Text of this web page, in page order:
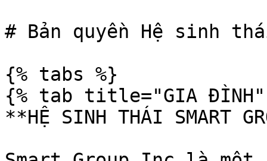
# Bản quyền Hệ sinh
{% tabs %}
{% tab title="GIA ĐÌNH"
**HỆ SINH THÁI SMART